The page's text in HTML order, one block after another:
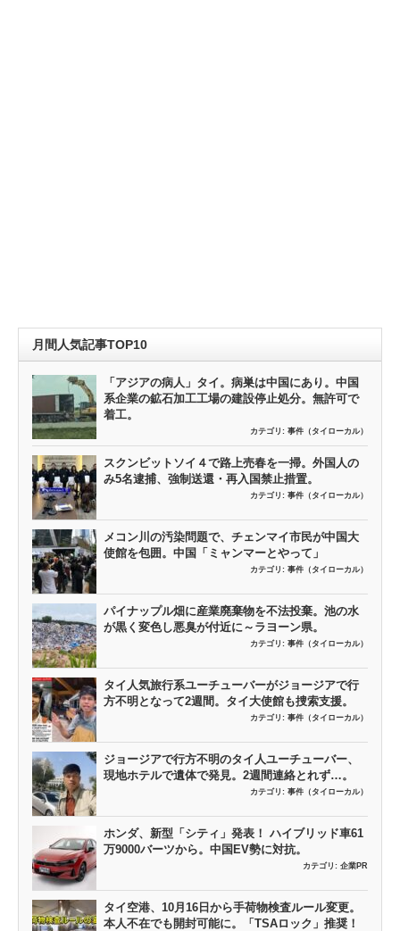
月間人気記事TOP10
「アジアの病人」タイ。病巣は中国にあり。中国
系企業の鉱石加工工場の建設停止処分。無許可で
着工。
カテゴリ: 事件（タイローカル）
スクンビットソイ４で路上売春を一掃。外国人の
み5名逮捕、強制送還・再入国禁止措置。
カテゴリ: 事件（タイローカル）
メコン川の汚染問題で、チェンマイ市民が中国大
使館を包囲。中国「ミャンマーとやって」
カテゴリ: 事件（タイローカル）
パイナップル畑に産業廃棄物を不法投棄。池の水
が黒く変色し悪臭が付近に～ラヨーン県。
カテゴリ: 事件（タイローカル）
タイ人気旅行系ユーチューバーがジョージアで行
方不明となって2週間。タイ大使館も捜索支援。
カテゴリ: 事件（タイローカル）
ジョージアで行方不明のタイ人ユーチューバー、
現地ホテルで遺体で発見。2週間連絡とれず…。
カテゴリ: 事件（タイローカル）
ホンダ、新型「シティ」発表！ ハイブリッド車61
万9000バーツから。中国EV勢に対抗。
カテゴリ: 企業PR
タイ空港、10月16日から手荷物検査ルール変更。
本人不在でも開封可能に。「TSAロック」推奨！